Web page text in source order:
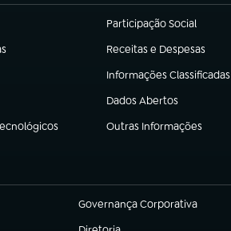
Participação Social
(abre em nova aba)
Receitas e Despesas
(abre em nova aba)
Informações Classificadas
(abre em nova aba)
Dados Abertos
(abre em nova aba)
Outras Informações
(abre em nova aba)
Governança Corporativa
(abre em nova aba)